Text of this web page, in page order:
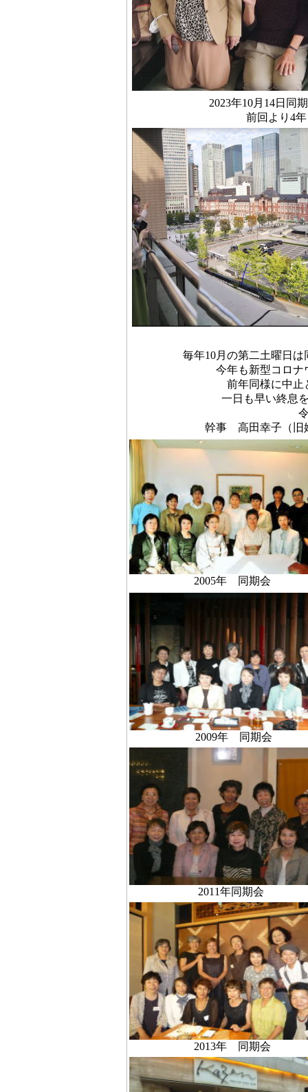
2023年10月14日同
前回より4
毎年10月の第二土曜日
今年も新型コロナ
前年同様に中止
一日も早い終息
幹事 高田幸子（旧
2005年 同期会
2009年 同期会
2011年同期会
2013年 同期会